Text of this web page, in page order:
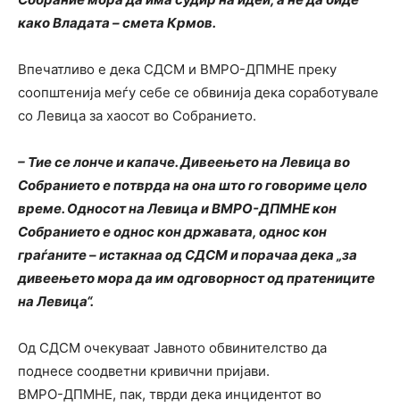
како Владата – смета Крмов.
Впечатливо е дека СДСМ и ВМРО-ДПМНЕ преку
соопштенија меѓу себе се обвинија дека соработувале
со Левица за хаосот во Собранието.
– Тие се лонче и капаче. Дивеењето на Левица во
Собранието е потврда на она што го говориме цело
време. Односот на Левица и ВМРО-ДПМНЕ кон
Собранието е однос кон државата, однос кон
граѓаните – истакнаа од СДСМ и порачаа дека „за
дивеењето мора да им одговорност од пратениците
на Левица“.
Од СДСМ очекуваат Јавното обвинителство да
поднесе соодветни кривични пријави.
ВМРО-ДПМНЕ, пак, тврди дека инцидентот во